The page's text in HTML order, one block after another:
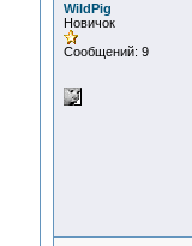
WildPig
Новичок
Сообщений: 9